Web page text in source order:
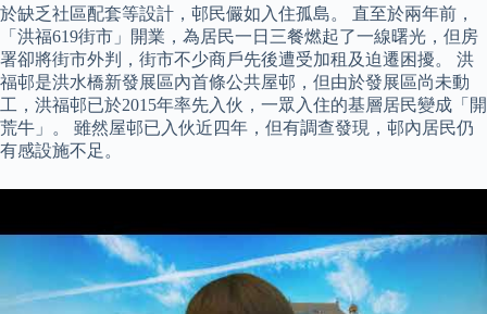
於缺乏社區配套等設計，邨民儼如入住孤島。 直至於兩年前，
「洪福619街市」開業，為居民一日三餐燃起了一線曙光，但房
署卻將街市外判，街市不少商戶先後遭受加租及迫遷困擾。 洪
福邨是洪水橋新發展區內首條公共屋邨，但由於發展區尚未動
工，洪福邨已於2015年率先入伙，一眾入住的基層居民變成「開
荒牛」。 雖然屋邨已入伙近四年，但有調查發現，邨內居民仍
有感設施不足。